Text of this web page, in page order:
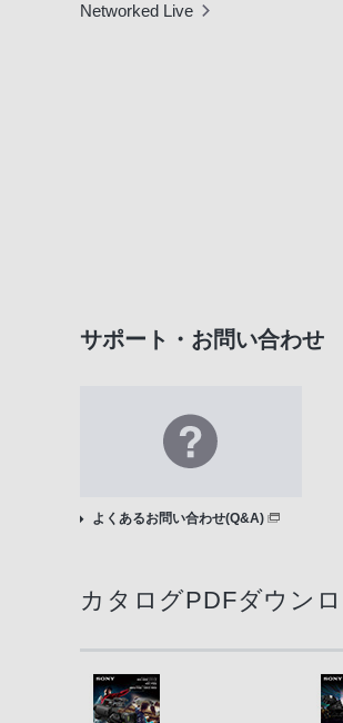
Networked Live
サポート・お問い合わせ
よくあるお問い合わせ(Q&A)
カタログPDFダウン